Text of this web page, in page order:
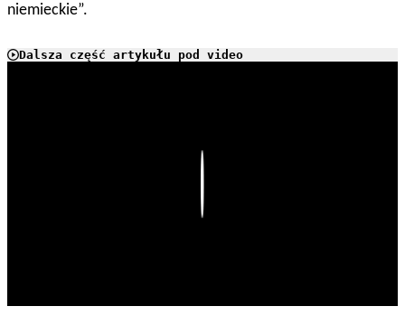
niemieckie”.
Dalsza część artykułu pod video